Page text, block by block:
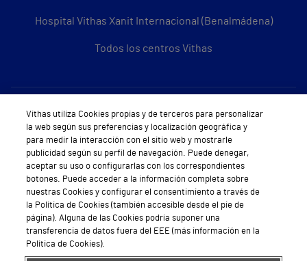
Hospital Vithas Xanit Internacional (Benalmádena)
Todos los centros Vithas
Sobre Vithas
Quiénes somos
Trabajar en Vithas
Teléfono Cita Médica
Teléfono Atención al Cliente
Política de seguridad y salud en el trabajo
Vithas utiliza Cookies propias y de terceros para personalizar
la web según sus preferencias y localización geográfica y
para medir la interacción con el sitio web y mostrarle
publicidad según su perfil de navegación. Puede denegar,
aceptar su uso o configurarlas con los correspondientes
botones. Puede acceder a la información completa sobre
nuestras Cookies y configurar el consentimiento a través de
la Política de Cookies (también accesible desde el pie de
página). Alguna de las Cookies podría suponer una
transferencia de datos fuera del EEE (más información en la
Política de Cookies).